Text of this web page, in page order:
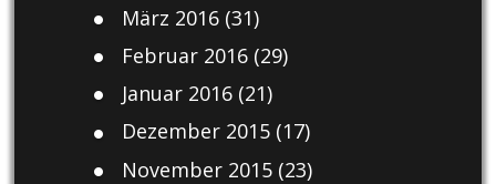
März 2016(31)
Februar 2016(29)
Januar 2016(21)
Dezember 2015(17)
November 2015(23)